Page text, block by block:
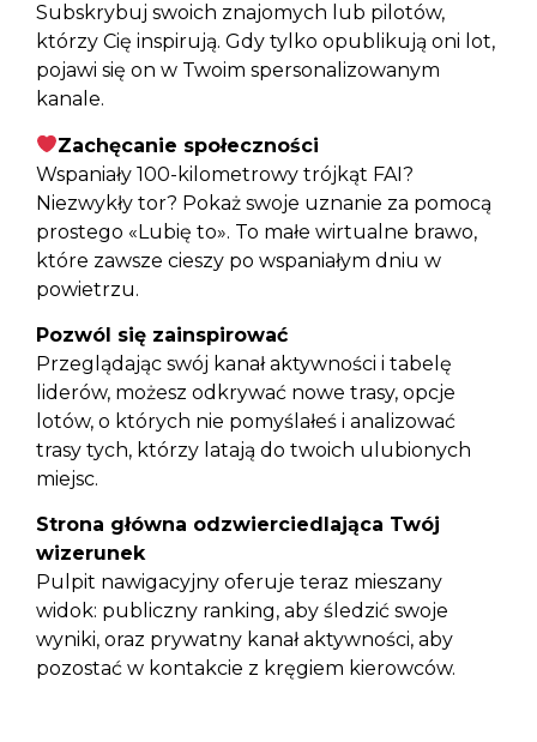
Subskrybuj swoich znajomych lub pilotów,
którzy Cię inspirują. Gdy tylko opublikują oni lot,
pojawi się on w Twoim spersonalizowanym
kanale.
Zachęcanie społeczności
Wspaniały 100-kilometrowy trójkąt FAI?
Niezwykły tor? Pokaż swoje uznanie za pomocą
prostego «Lubię to». To małe wirtualne brawo,
które zawsze cieszy po wspaniałym dniu w
powietrzu.
Pozwól się zainspirować
Przeglądając swój kanał aktywności i tabelę
liderów, możesz odkrywać nowe trasy, opcje
lotów, o których nie pomyślałeś i analizować
trasy tych, którzy latają do twoich ulubionych
miejsc.
Strona główna odzwierciedlająca Twój
wizerunek
Pulpit nawigacyjny oferuje teraz mieszany
widok: publiczny ranking, aby śledzić swoje
wyniki, oraz prywatny kanał aktywności, aby
pozostać w kontakcie z kręgiem kierowców.